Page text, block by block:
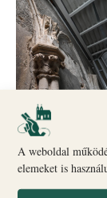
A weboldal
elemeket is
Szeretettel